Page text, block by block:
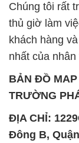
Chúng tôi rất
thủ giờ làm
khách hàng
nhất của nhân
BẢN ĐỒ
TRƯỜNG
ĐỊA CHỈ:
Đông B,